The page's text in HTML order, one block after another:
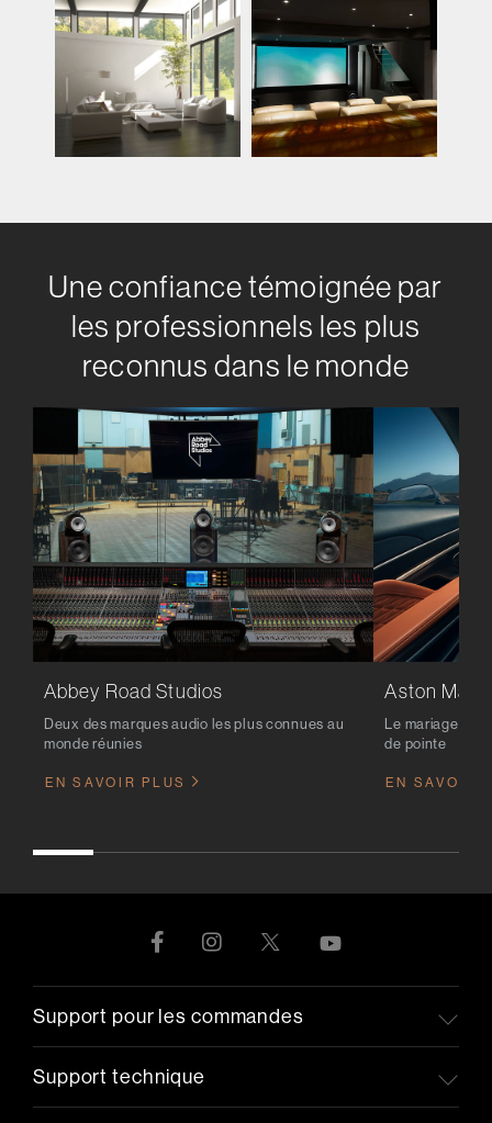
Une confiance témoignée par
les professionnels les plus
reconnus dans le monde
Abbey Road Studios
Deux des marques audio les plus connues au
monde réunies
EN SAVOIR PLUS
Aston
Le mariage du
de pointe
EN SAVOIR
Support pour les commandes
Support technique